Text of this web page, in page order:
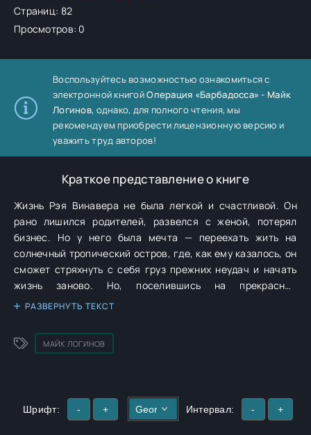
Страниц: 82
Просмотров: 0
Воспользуйтесь возможностью ознакомиться с
электронной книгойОперация «Барбадосса» - Майк
Логинов, однако, для полного чтения, мы
рекомендуем приобрести лицензионную версию и
уважить труд авторов!
Краткое представление о книге
Жизнь Рэя Винавера не была легкой и счастливой. Он
рано лишился родителей, развелся с женой, потерял
бизнес. Но у него была мечта — переехать жить на
солнечный тропический остров, где, как ему казалось, он
сможет стряхнуть с себя груз прежних неудач и начать
жизнь заново. Но, поселившись на прекрасной
Барбадоссе, Рэй неожиданно оказывается в самом
изменить мировой климат, а заодно и ход исторических
событий. Аполитичному и миролюбивому Рэю приходится
РАЗВЕРНУТЬ ТЕКСТ
МАЙК ЛОГИНОВ
Шрифт: - + Интервал: - +